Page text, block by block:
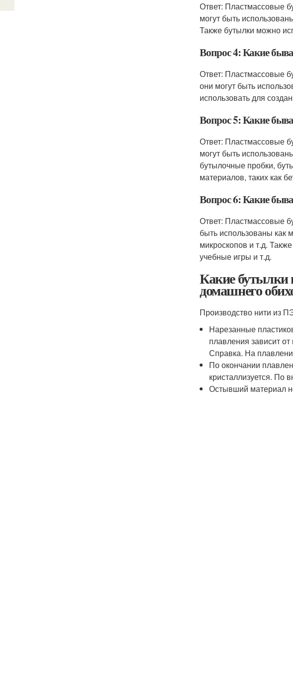
Ответ: Пластмассовые
могут быть
Также бутылки можно
Вопрос 4: Какие
Ответ: Пластмассовые
они могут быть
использовать для
Вопрос 5: Какие
Ответ: Пластмассовые
могут быть
бутылочные пробки,
материалов, таких как
Вопрос 6: Какие
Ответ: Пластмассовые
быть использованы как
микроскопов и т.д.
учебные игры и т.д.
Какие бутылки
домашнего
Производство нити из
Нарезанные
плавления зависит
Справка. На
По окончании
кристаллизуется. По
Остывший материал